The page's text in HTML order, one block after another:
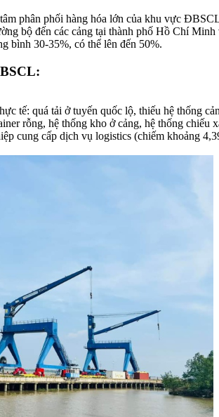
phân phối hàng hóa lớn của khu vực
bộ đến các cảng tại thành phố Hồ Chí
bình 30-35%, có thể lên đến 50%.
tế: quá tải ở tuyến quốc lộ, thiếu hệ thống
rỗng, hệ thống kho ở cảng, hệ thống
cung cấp dịch vụ logistics (chiếm khoảng